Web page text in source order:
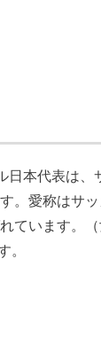
本代表は
。愛称はサ
ています。
。